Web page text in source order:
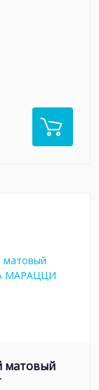
матовый